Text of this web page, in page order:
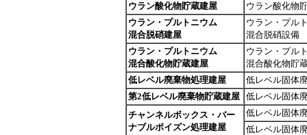
ウラン酸化物貯蔵建屋
ウラン酸化物
ウラン・プルトニウム
混合脱硝建屋
ウラン・プル
混合脱硝設備
ウラン・プルトニウム
混合酸化物貯蔵建屋
ウラン・プル
混合酸化物貯
低レベル廃棄物処理建屋
低レベル固体
第2低レベル廃棄物貯蔵建屋 低レベル固体
チャンネルボックス・バー
ナブルポイズン処理建屋
低レベル固体
低レベル固体